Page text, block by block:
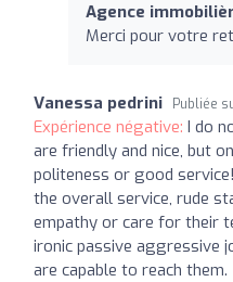
Agence
Merci pour votre
Vanessa pedrini Publiée
Expérience négative: I do
are friendly and nice, but
politeness or good
the overall service, rude
empathy or care for their
ironic passive aggressive
are capable to reach them.